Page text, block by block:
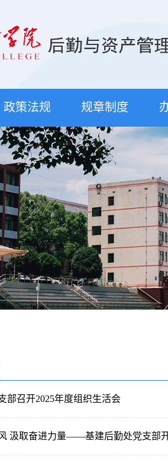
政策法规 规章制度
部召开2025年度组织生活会
汲取奋进力量——基建后勤处党支部